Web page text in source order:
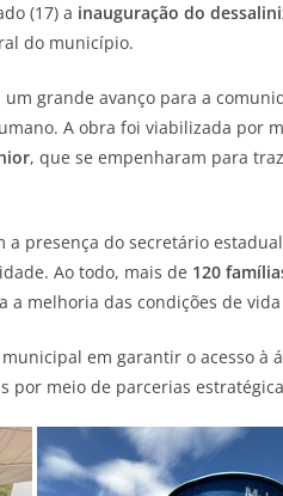
(17) a inauguração do
do município.
grande avanço para a
A obra foi viabilizada por
, que se empenharam para
presença do secretário estadual
Ao todo, mais de 120
a melhoria das condições de
em garantir o acesso à
por meio de parcerias